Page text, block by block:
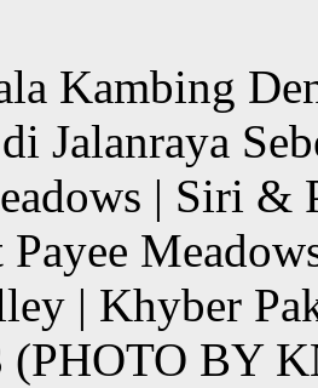
Kambing
Jalanraya
| Siri &
| Khyber
(PHOTO BY